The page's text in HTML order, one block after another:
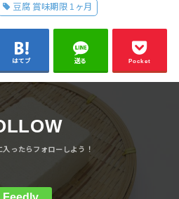
豆腐 賞味期限 1ヶ月
はてブ 送る Pocket